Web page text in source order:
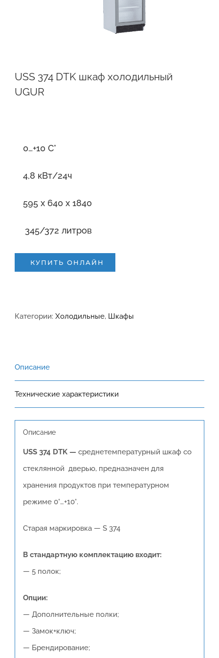
USS 374 DTK шкаф холодильный
UGUR
0…+10 С°
4,8 кВт/24ч
595 x 640 x 1840
345/372 литров
КУПИТЬ ОНЛАЙН
Категории: Холодильные, Шкафы
Описание
Технические характеристики
Описание
USS 374 DTK — среднетемпературный шкаф со
стеклянной дверью, предназначен для
хранения продуктов при температурном
режиме 0°…+10°.
Старая маркировка — S 374
В стандартную комплектацию входит:
— 5 полок;
Опции:
— Дополнительные полки;
— Замок+ключ;
— Брендирование;